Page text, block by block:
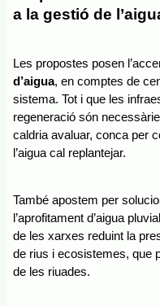
a la gestió de
Les propostes posen
d’aigua, en comptes de
sistema. Tot i que les
regeneració són
caldria avaluar, conca per
l’aigua cal replantejar.
També apostem per
l’aprofitament d’aigua
de les xarxes reduint la
de rius i ecosistemes, que
de les riuades.